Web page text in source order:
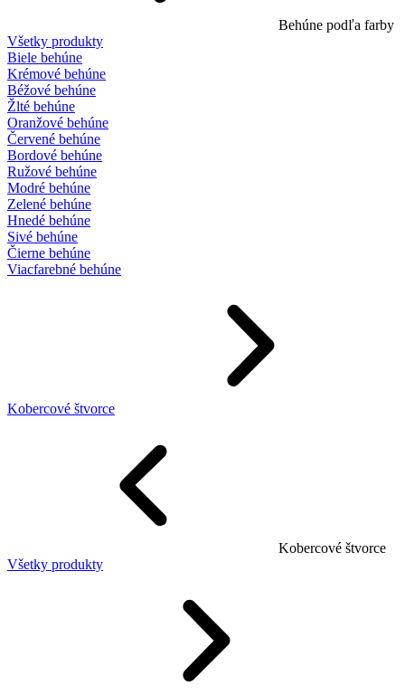
Behúne podľa farby
Všetky produkty
Biele behúne
Krémové behúne
Béžové behúne
Žlté behúne
Oranžové behúne
Červené behúne
Bordové behúne
Ružové behúne
Modré behúne
Zelené behúne
Hnedé behúne
Sivé behúne
Čierne behúne
Viacfarebné behúne
Kobercové štvorce
Kobercové štvorce
Všetky produkty